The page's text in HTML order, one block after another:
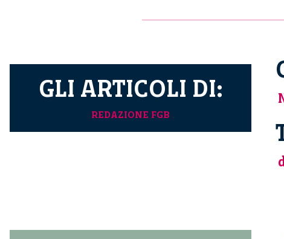
GLI ARTICOLI DI:
REDAZIONE FGB